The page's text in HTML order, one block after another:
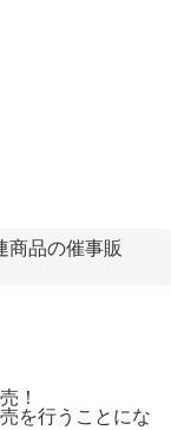
商品の催事販
！
を行うことにな